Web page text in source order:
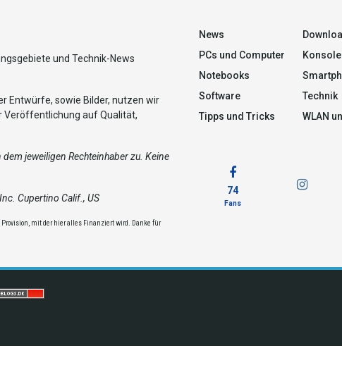
und Technik-News
Entwürfe, sowie Bilder, nutzen wir
Veröffentlichung auf Qualität,
jeweiligen Rechteinhaber zu. Keine
Cupertino Calif., US
mit der hier alles Finanziert wird. Danke für
News
PCs und Computer
Notebooks
Software
Technik
Tipps und Tricks
WLAN
74
Fans